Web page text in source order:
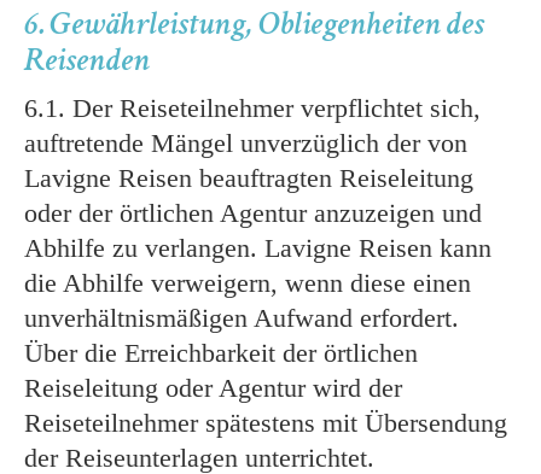
6. Gewährleistung, Obliegenheiten des
Reisenden
6.1. Der Reiseteilnehmer verpflichtet sich,
auftretende Mängel unverzüglich der von
Lavigne Reisen beauftragten Reiseleitung
oder der örtlichen Agentur anzuzeigen und
Abhilfe zu verlangen. Lavigne Reisen kann
die Abhilfe verweigern, wenn diese einen
unverhältnismäßigen Aufwand erfordert.
Über die Erreichbarkeit der örtlichen
Reiseleitung oder Agentur wird der
Reiseteilnehmer spätestens mit Übersendung
der Reiseunterlagen unterrichtet.